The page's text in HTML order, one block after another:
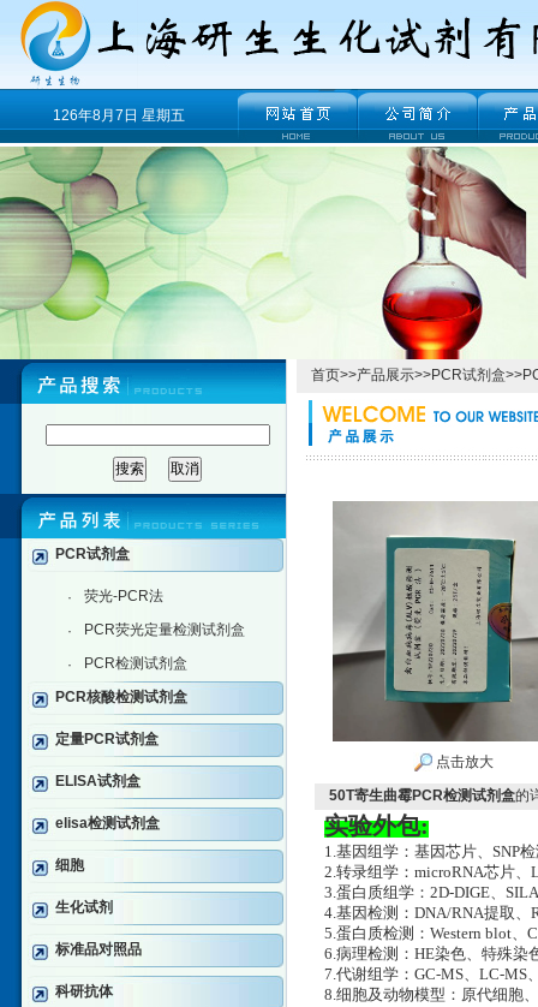
126年8月7日 星期五
PCR试剂盒
· 荧光-PCR法
· PCR荧光定量检测试剂盒
·
PCR检测试剂盒
PCR核酸检测试剂盒
定量PCR试剂盒
ELISA试剂盒
elisa检测试剂盒
细胞
生化试剂
标准品对照品
科研抗体
首页>>产品展示>>PCR试剂盒>>
点击放大
50T寄生曲霉PCR检测试剂盒的
实验外包:
1.基因组学：基因芯片、SNP
2.转录组学：microRNA芯片、
3.蛋白质组学：2D-DIGE、
4.基因检测：DNA/RNA提取、
5.蛋白质检测：Western blot、
6.病理检测：HE染色、特殊染
7.代谢组学：GC-MS、LC-MS
8.细胞及动物模型：原代细胞